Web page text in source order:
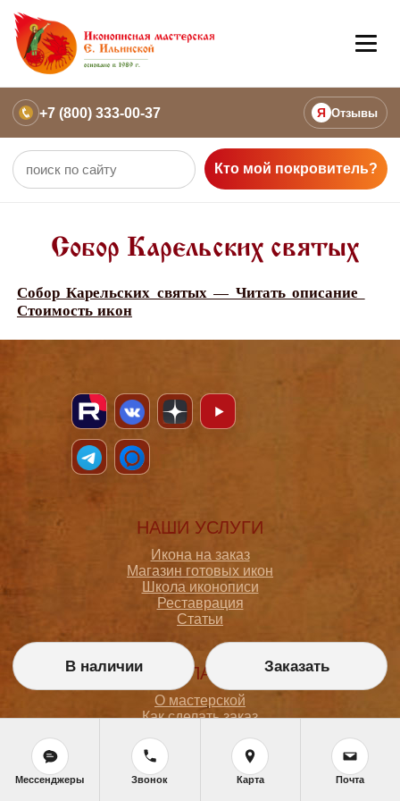
+7 (800) 333-00-37 Я Отзывы
Кто мой покровитель?
Собор Карельских святых
Собор Карельских святых — Читать описание
Стоимость икон
НАШИ УСЛУГИ
Икона на заказ
Магазин готовых икон
Школа иконописи
Реставрация
Статьи
ПОКУПАТЕЛЮ
О мастерской
Как сделать заказ
Политика конфиденциальности
Согласие на обработку персональных данных
Политика обработки персональных данных
В наличии Заказать
Мессенджеры Звонок Карта Почта